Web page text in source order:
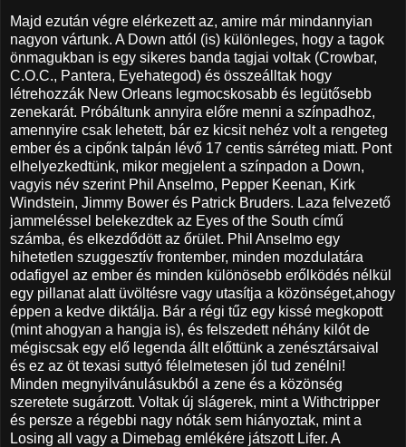
Majd ezután végre elérkezett az, amire már mindannyian
nagyon vártunk. A Down attól (is) különleges, hogy a tagok
önmagukban is egy sikeres banda tagjai voltak (Crowbar,
C.O.C., Pantera, Eyehategod) és összeálltak hogy
létrehozzák New Orleans legmocskosabb és legütősebb
zenekarát. Próbáltunk annyira előre menni a színpadhoz,
amennyire csak lehetett, bár ez kicsit nehéz volt a rengeteg
ember és a cipőnk talpán lévő 17 centis sárréteg miatt. Pont
elhelyezkedtünk, mikor megjelent a színpadon a Down,
vagyis név szerint Phil Anselmo, Pepper Keenan, Kirk
Windstein, Jimmy Bower és Patrick Bruders. Laza felvezető
jammeléssel belekezdtek az Eyes of the South című
számba, és elkezdődött az őrület. Phil Anselmo egy
hihetetlen szuggesztív frontember, minden mozdulatára
odafigyel az ember és minden különösebb erőlködés nélkül
egy pillanat alatt üvöltésre vagy utasítja a közönséget,ahogy
éppen a kedve diktálja. Bár a régi tűz egy kissé megkopott
(mint ahogyan a hangja is), és felszedett néhány kilót de
mégiscsak egy elő legenda állt előttünk a zenésztársaival
és ez az öt texasi suttyó félelmetesen jól tud zenélni!
Minden megnyilvánulásukból a zene és a közönség
szeretete sugárzott. Voltak új slágerek, mint a Withctripper
és persze a régebbi nagy nóták sem hiányoztak, mint a
Losing all vagy a Dimebag emlékére játszott Lifer. A